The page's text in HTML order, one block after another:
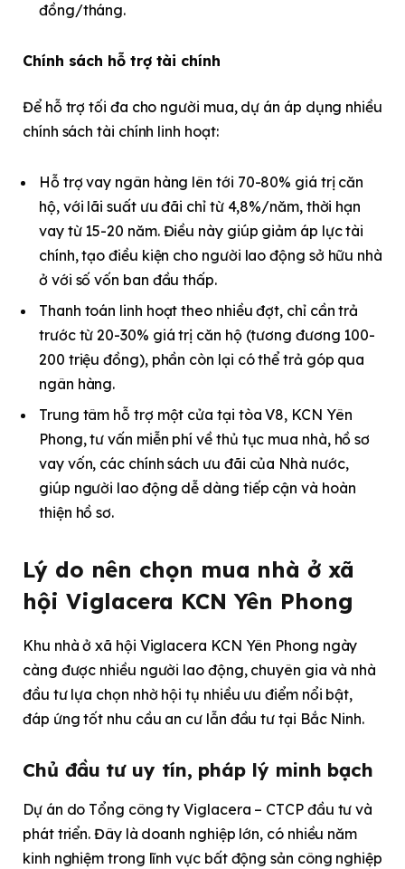
đồng/tháng.
Chính sách hỗ trợ tài chính
Để hỗ trợ tối đa cho người mua, dự án áp dụng nhiều
chính sách tài chính linh hoạt:
Hỗ trợ vay ngân hàng lên tới 70-80% giá trị căn
hộ, với lãi suất ưu đãi chỉ từ 4,8%/năm, thời hạn
vay từ 15-20 năm. Điều này giúp giảm áp lực tài
chính, tạo điều kiện cho người lao động sở hữu nhà
ở với số vốn ban đầu thấp.
Thanh toán linh hoạt theo nhiều đợt, chỉ cần trả
trước từ 20-30% giá trị căn hộ (tương đương 100-
200 triệu đồng), phần còn lại có thể trả góp qua
ngân hàng.
Trung tâm hỗ trợ một cửa tại tòa V8, KCN Yên
Phong, tư vấn miễn phí về thủ tục mua nhà, hồ sơ
vay vốn, các chính sách ưu đãi của Nhà nước,
giúp người lao động dễ dàng tiếp cận và hoàn
thiện hồ sơ.
Lý do nên chọn mua nhà ở xã
hội Viglacera KCN Yên Phong
Khu nhà ở xã hội Viglacera KCN Yên Phong ngày
càng được nhiều người lao động, chuyên gia và nhà
đầu tư lựa chọn nhờ hội tụ nhiều ưu điểm nổi bật,
đáp ứng tốt nhu cầu an cư lẫn đầu tư tại Bắc Ninh.
Chủ đầu tư uy tín, pháp lý minh bạch
Dự án do Tổng công ty Viglacera – CTCP đầu tư và
phát triển. Đây là doanh nghiệp lớn, có nhiều năm
kinh nghiệm trong lĩnh vực bất động sản công nghiệp